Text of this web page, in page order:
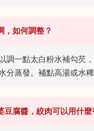
，如何調整？
調一點太白粉水補勾芡
分蒸發。補點高湯或水
豆腐醬，絞肉可以用什麼